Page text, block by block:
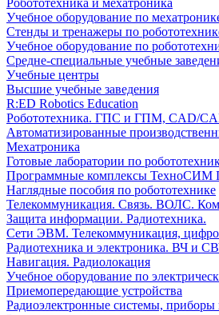
Робототехника и мехатроника
Учебное оборудование по
Стенды и тренажеры по
Учебное оборудование по
Средне-специальные учебные
Учебные центры
Высшие учебные заведения
R:ED Robotics Education
Робототехника. ГПС и ГПМ, CAD/
Автоматизированные
Мехатроника
Готовые лаборатории по
Программные комплексы ТехноСИМ
Наглядные пособия по робототехнике
Телекоммуникация. Связь. ВОЛС.
Защита информации. Радиотехника.
Сети ЭВМ. Телекоммуникация,
Радиотехника и электроника. ВЧ и
Навигация. Радиолокация
Учебное оборудование по
Приемопередающие устройства
Радиоэлектронные системы, приборы